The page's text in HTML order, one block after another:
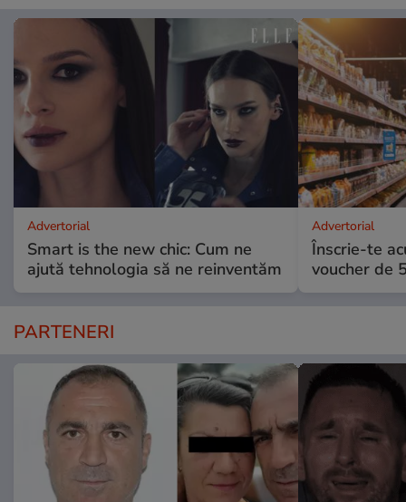
Advertorial
Smart is the new chic: Cum ne
ajută tehnologia să ne reinventăm
Advertorial
Înscrie-te
voucher de
PARTENERI